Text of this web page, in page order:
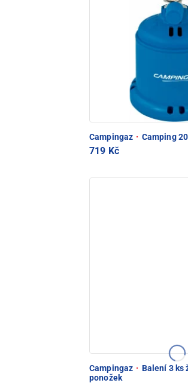
Campingaz · Camping
719 Kč
Campingaz · Balení 3 ks
ponožek